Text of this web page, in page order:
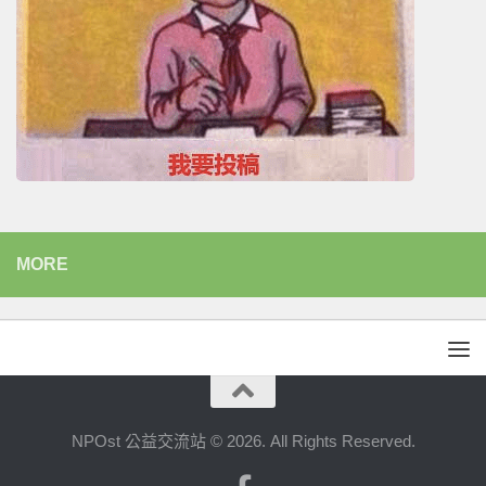
MORE
NPOst 公益交流站 © 2026. All Rights Reserved.